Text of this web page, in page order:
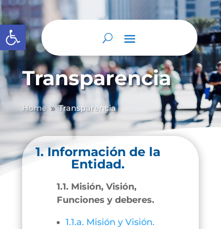
Abrir barra de herramientas
Transparencia
Home 9 Transparencia
1. Información de la
Entidad.
1.1. Misión, Visión,
Funciones y deberes.
1.1.a. Misión y Visión.